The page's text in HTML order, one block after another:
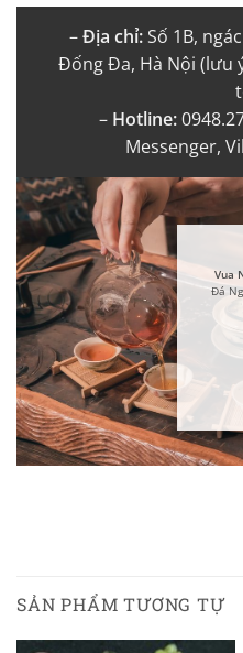
–Địa chỉ:Số 1B,
Đống Đa, Hà Nội (lưu
– Hotline:
Messenger,
Vua
Đá
SẢN PHẨM TƯƠNG TỰ